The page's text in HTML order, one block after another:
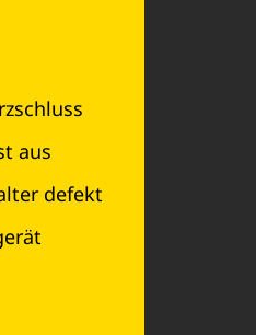
aus
defekt